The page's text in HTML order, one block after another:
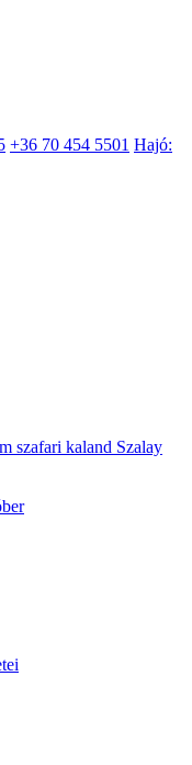
+36 70 454 5501 Hajó:
szafari kaland Szalay